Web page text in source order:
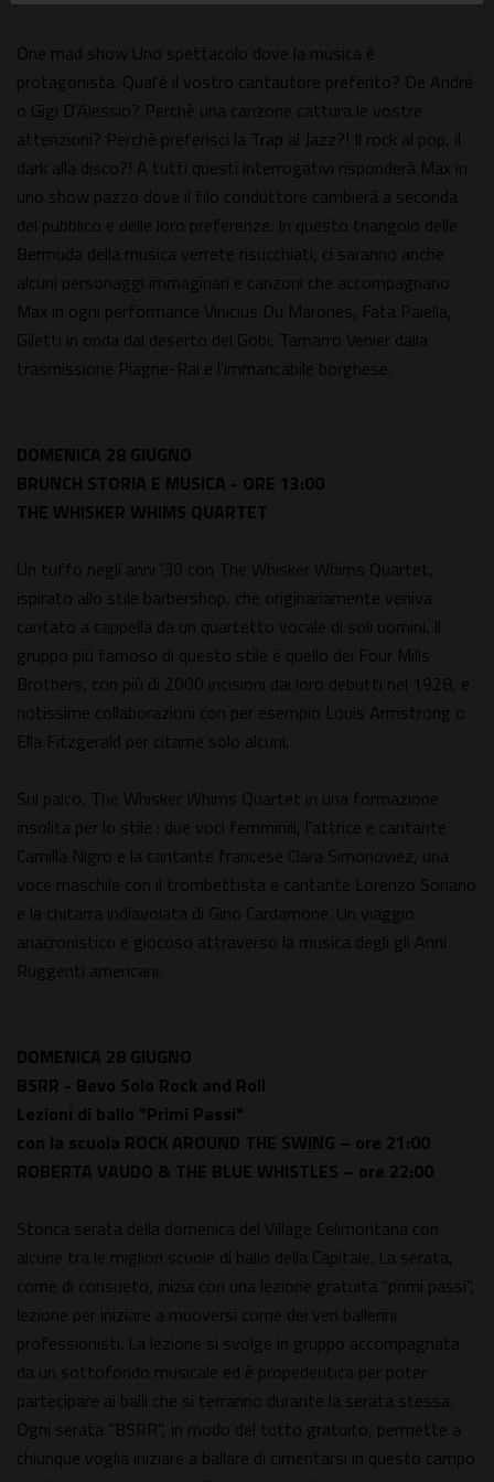
One mad show Uno spettacolo dove la musica è
protagonista. Qual'è il vostro cantautore preferito? De Andrè
o Gigi D'Alessio? Perchè una canzone cattura le vostre
attenzioni? Perchè preferisci la Trap al Jazz?! Il rock al pop, il
dark alla disco?! A tutti questi interrogativi risponderà Max in
uno show pazzo dove il filo conduttore cambierà a seconda
del pubblico e delle loro preferenze. In questo triangolo delle
Bermuda della musica verrete risucchiati, ci saranno anche
alcuni personaggi immaginari e canzoni che accompagnano
Max in ogni performance Vinicius Du Marones, Fata Paiella,
Giletti in onda dal deserto del Gobi, Tamarro Venier dalla
trasmissione Piagne-Rai e l'immancabile borghese.
DOMENICA 28 GIUGNO
BRUNCH STORIA E MUSICA - ORE 13:00
THE WHISKER WHIMS QUARTET
Un tuffo negli anni '30 con The Whisker Whims Quartet,
ispirato allo stile barbershop, che originariamente veniva
cantato a cappella da un quartetto vocale di soli uomini. Il
gruppo più famoso di questo stile è quello dei Four Mills
Brothers, con più di 2000 incisioni dai loro debutti nel 1928, e
notissime collaborazioni con per esempio Louis Armstrong o
Ella Fitzgerald per citarne solo alcuni.
Sul palco, The Whisker Whims Quartet in una formazione
insolita per lo stile : due voci femminili, l'attrice e cantante
Camilla Nigro e la cantante francese Clara Simonoviez, una
voce maschile con il trombettista e cantante Lorenzo Soriano
e la chitarra indiavolata di Gino Cardamone. Un viaggio
anacronistico e giocoso attraverso la musica degli gli Anni
Ruggenti americani.
DOMENICA 28 GIUGNO
BSRR - Bevo Solo Rock and Roll
Lezioni di ballo "Primi Passi"
con la scuola ROCK AROUND THE SWING – ore 21:00
ROBERTA VAUDO & THE BLUE WHISTLES – ore 22:00
Storica serata della domenica del Village Celimontana con
alcune tra le migliori scuole di ballo della Capitale. La serata,
come di consueto, inizia con una lezione gratuita "primi passi",
lezione per iniziare a muoversi come dei veri ballerini
professionisti. La lezione si svolge in gruppo accompagnata
da un sottofondo musicale ed è propedeutica per poter
partecipare ai balli che si terranno durante la serata stessa.
Ogni serata "BSRR", in modo del tutto gratuito, permette a
chiunque voglia iniziare a ballare di cimentarsi in questo campo